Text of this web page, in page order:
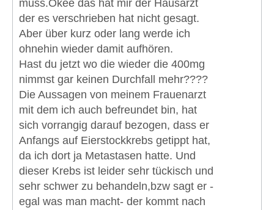
muss.Okee das hat mir der Hausarzt
der es verschrieben hat nicht gesagt.
Aber über kurz oder lang werde ich
ohnehin wieder damit aufhören.
Hast du jetzt wo die wieder die 400mg
nimmst gar keinen Durchfall mehr????
Die Aussagen von meinem Frauenarzt
mit dem ich auch befreundet bin, hat
sich vorrangig darauf bezogen, dass er
Anfangs auf Eierstockkrebs getippt hat,
da ich dort ja Metastasen hatte. Und
dieser Krebs ist leider sehr tückisch und
sehr schwer zu behandeln,bzw sagt er -
egal was man macht- der kommt nach